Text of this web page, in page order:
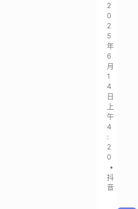
2
0
2
5
年
6
月
1
4
日
上
午
4
:
2
0
•
抖
音